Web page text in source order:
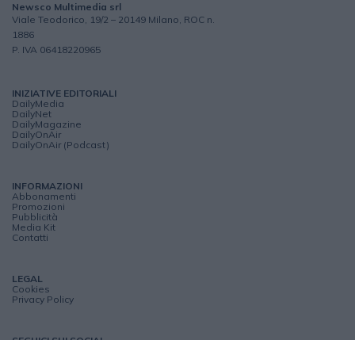
Newsco Multimedia srl
Viale Teodorico, 19/2 – 20149 Milano, ROC n.
1886
P. IVA 06418220965
INIZIATIVE EDITORIALI
DailyMedia
DailyNet
DailyMagazine
DailyOnAir
DailyOnAir (Podcast)
INFORMAZIONI
Abbonamenti
Promozioni
Pubblicità
Media Kit
Contatti
LEGAL
Cookies
Privacy Policy